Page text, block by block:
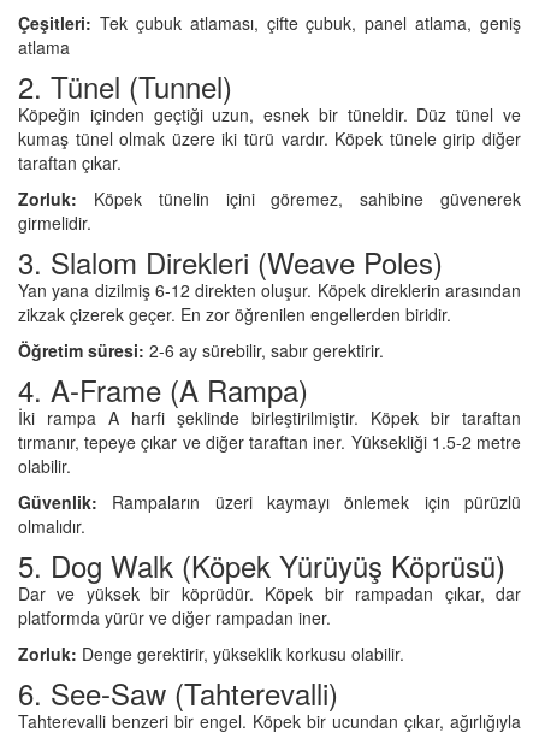
Çeşitleri: Tek çubuk atlaması, çifte çubuk, panel atlama, geniş
atlama
2. Tünel (Tunnel)
Köpeğin içinden geçtiği uzun, esnek bir tüneldir. Düz tünel ve
kumaş tünel olmak üzere iki türü vardır. Köpek tünele girip diğer
taraftan çıkar.
Zorluk: Köpek tünelin içini göremez, sahibine güvenerek
girmelidir.
3. Slalom Direkleri (Weave Poles)
Yan yana dizilmiş 6-12 direkten oluşur. Köpek direklerin arasından
zikzak çizerek geçer. En zor öğrenilen engellerden biridir.
Öğretim süresi: 2-6 ay sürebilir, sabır gerektirir.
4. A-Frame (A Rampa)
İki rampa A harfi şeklinde birleştirilmiştir. Köpek bir taraftan
tırmanır, tepeye çıkar ve diğer taraftan iner. Yüksekliği 1.5-2 metre
olabilir.
Güvenlik: Rampaların üzeri kaymayı önlemek için pürüzlü
olmalıdır.
5. Dog Walk (Köpek Yürüyüş Köprüsü)
Dar ve yüksek bir köprüdür. Köpek bir rampadan çıkar, dar
platformda yürür ve diğer rampadan iner.
Zorluk: Denge gerektirir, yükseklik korkusu olabilir.
6. See-Saw (Tahterevalli)
Tahterevalli benzeri bir engel. Köpek bir ucundan çıkar, ağırlığıyla